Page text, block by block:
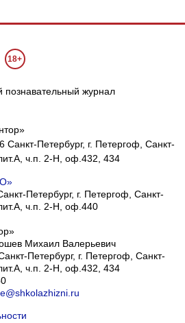
18+
журнал
Санкт-Петербург, г. Петергоф, Санкт-
ч.п. 2-Н, оф.432, 434
Петербург, г. Петергоф, Санкт-
ч.п. 2-Н, оф.440
Михаил Валерьевич
Петербург, г. Петергоф Санкт-
ч.п. 2-Н, оф.432, 434